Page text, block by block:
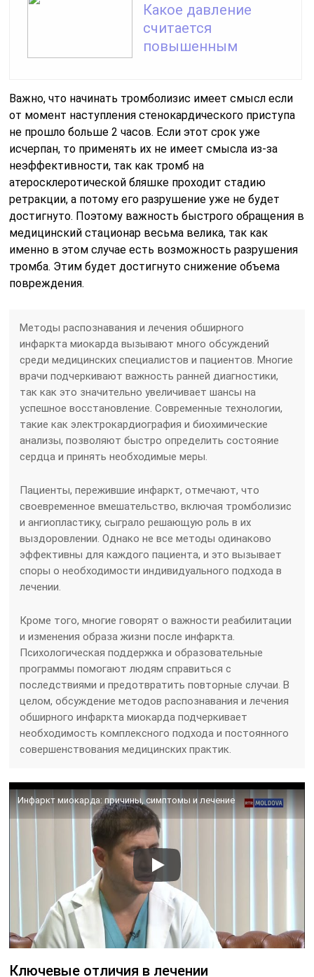
Какое давление
считается
повышенным
Важно, что начинать тромболизис имеет смысл если
от момент наступления стенокардического приступа
не прошло больше 2 часов. Если этот срок уже
исчерпан, то применять их не имеет смысла из-за
неэффективности, так как тромб на
атеросклеротической бляшке проходит стадию
ретракции, а потому его разрушение уже не будет
достигнуто. Поэтому важность быстрого обращения в
медицинский стационар весьма велика, так как
именно в этом случае есть возможность разрушения
тромба. Этим будет достигнуто снижение объема
повреждения.
Методы распознавания и лечения обширного
инфаркта миокарда вызывают много обсуждений
среди медицинских специалистов и пациентов. Многие
врачи подчеркивают важность ранней диагностики,
так как это значительно увеличивает шансы на
успешное восстановление. Современные технологии,
такие как электрокардиография и биохимические
анализы, позволяют быстро определить состояние
сердца и принять необходимые меры.
Пациенты, пережившие инфаркт, отмечают, что
своевременное вмешательство, включая тромболизис
и ангиопластику, сыграло решающую роль в их
выздоровлении. Однако не все методы одинаково
эффективны для каждого пациента, и это вызывает
споры о необходимости индивидуального подхода в
лечении.
Кроме того, многие говорят о важности реабилитации
и изменения образа жизни после инфаркта.
Психологическая поддержка и образовательные
программы помогают людям справиться с
последствиями и предотвратить повторные случаи. В
целом, обсуждение методов распознавания и лечения
обширного инфаркта миокарда подчеркивает
необходимость комплексного подхода и постоянного
совершенствования медицинских практик.
Инфаркт миокарда: причины, симптомы и лечение
Ключевые отличия в лечении